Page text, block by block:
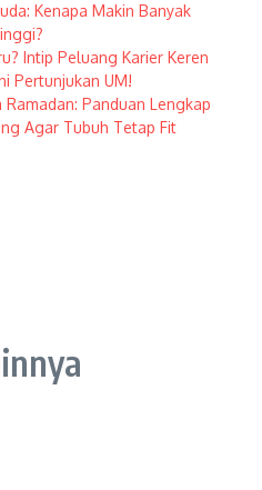
Kenapa Makin Banyak
Intip Peluang Karier Keren
Pertunjukan UM!
Panduan Lengkap
Agar Tubuh Tetap Fit